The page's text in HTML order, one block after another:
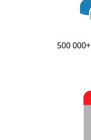
500